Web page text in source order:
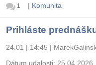
1 | Komunita
Prihláste
24.01 | 14:45 |
Dátum udalosti: 25.04.2026